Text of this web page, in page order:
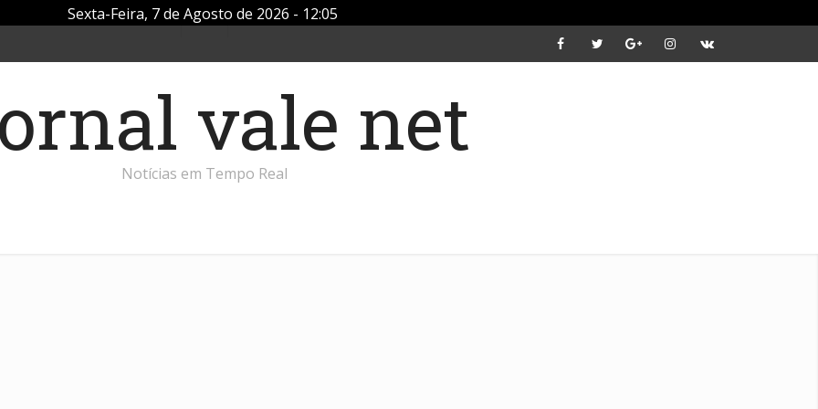
Sexta-Feira, 7 de Agosto de 2026 - 12:05
Notícias em Tempo Real